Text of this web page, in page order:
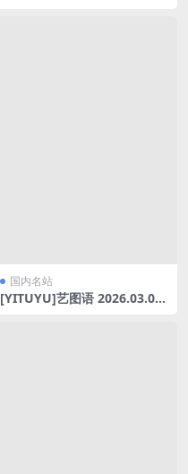
国内名站
[YITUYU]艺图语 2026.03.06